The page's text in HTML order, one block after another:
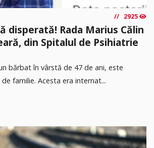
2925
disperată! Rada Marius Călin
din Spitalul de Psihiatrie
bărbat în vârstă de 47 de ani, este
familie. Acesta era internat...